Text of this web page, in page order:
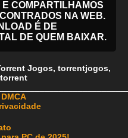
COMPARTILHAMOS
NA WEB.
É DE
DE QUEM BAIXAR.
Jogos, torrentjogos,